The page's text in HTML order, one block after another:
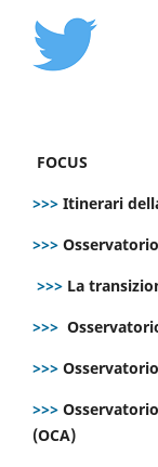
FOCUS
>>> Itinerari
>>>
>>> La
>>>
>>>
>>>
(OCA)